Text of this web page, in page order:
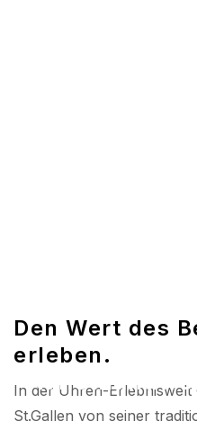
Den Wert des
erleben.
In der Uhren-Erlebniswelt
St.Gallen von seiner